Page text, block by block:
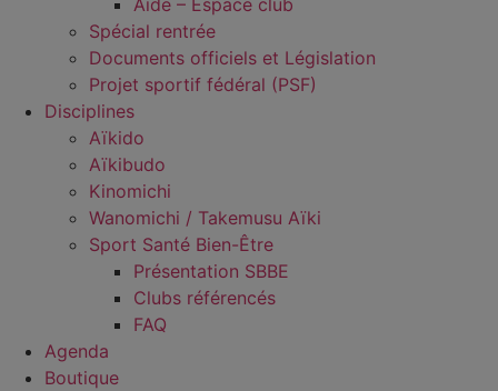
Aide – Espace club
Spécial rentrée
Documents officiels et Législation
Projet sportif fédéral (PSF)
Disciplines
Aïkido
Aïkibudo
Kinomichi
Wanomichi / Takemusu Aïki
Sport Santé Bien-Être
Présentation SBBE
Clubs référencés
FAQ
Agenda
Boutique